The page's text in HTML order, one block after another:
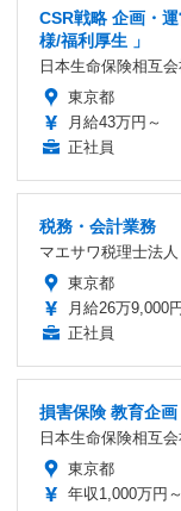
CSR戦略 企画・
様/福利厚生 」
日本生命保険相互会
東京都
月給43万円～
正社員
税務・会計業務
マエサワ税理士法人
東京都
月給26万9,000
正社員
損害保険 教育企
日本生命保険相互会
東京都
年収1,000万円